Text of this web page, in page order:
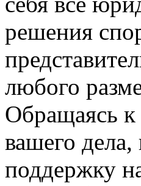
решения
любого
Обращаясь к
вашего
поддержку